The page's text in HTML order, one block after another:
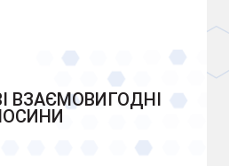
ВЗАЄМОВИГОДНІ